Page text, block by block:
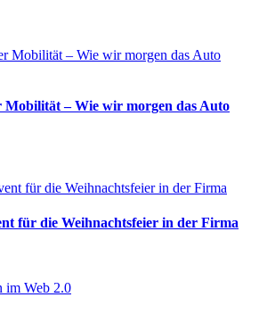
– Wie wir morgen das Auto
für die Weihnachtsfeier in der Firma